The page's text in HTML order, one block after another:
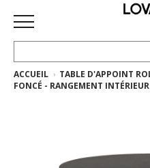
ACCUEIL
complète
ACCUEIL
TABLE D'APPOINT
FONCÉ - RANGEMENT